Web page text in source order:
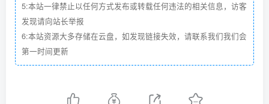
5:本站一律禁止以任何方式发布或转载任何违法的相关信息，访客
发现请向站长举报
6:本站资源大多存储在云盘，如发现链接失效，请联系我们我们会
第一时间更新